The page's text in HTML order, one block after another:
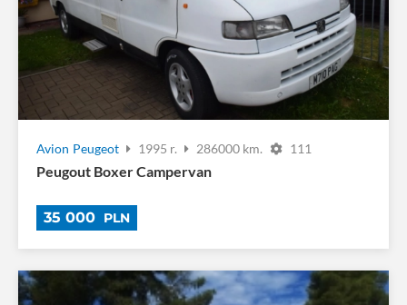
Avion Peugeot 1995 r. 286000 km. 111
Peugout Boxer Campervan
35 000 PLN